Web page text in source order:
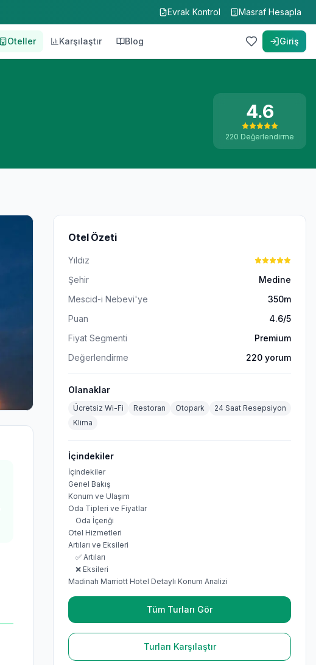
Evrak Kontrol Masraf Hesapla
Oteller Karşılaştır Blog Giriş
4.6
220 Değerlendirme
Otel Özeti
Yıldız
Şehir
Medine
Mescid-i Nebevi'ye
350m
Puan
4.6/5
Fiyat Segmenti
Premium
Değerlendirme
220 yorum
Olanaklar
Ücretsiz Wi-Fi Restoran Otopark
24 Saat Resepsiyon
Klima
İçindekiler
İçindekiler
Genel Bakış
Konum ve Ulaşım
Oda Tipleri ve Fiyatlar
Oda İçeriği
Otel Hizmetleri
Artıları ve Eksileri
✅ Artıları
❌ Eksileri
Madinah Marriott Hotel Detaylı Konum Analizi
Tüm Turları Gör
Turları Karşılaştır